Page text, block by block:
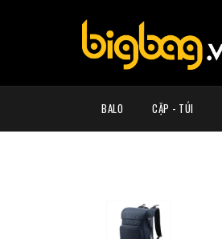
BALO CẶP - TÚI